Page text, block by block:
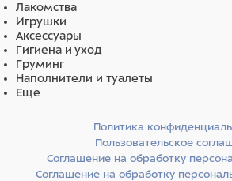
Лакомства
Игрушки
Аксессуары
Гигиена и уход
Груминг
Наполнители и туалеты
Еще
Политика
Пользовательское
Соглашение на обработку
Соглашение на обработку